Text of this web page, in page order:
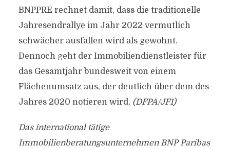
BNPPRE rechnet damit, dass die traditionelle
Jahresendrallye im Jahr 2022 vermutlich
schwächer ausfallen wird als gewohnt.
Dennoch geht der Immobiliendienstleister für
das Gesamtjahr bundesweit von einem
Flächenumsatz aus, der deutlich über dem des
Jahres 2020 notieren wird. (DFPA/JF1)
Das international tätige
Immobilienberatungsunternehmen BNP Paribas